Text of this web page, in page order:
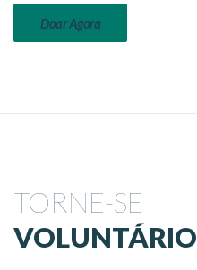
Doar Agora
TORNE-SE
VOLUNTÁRIO